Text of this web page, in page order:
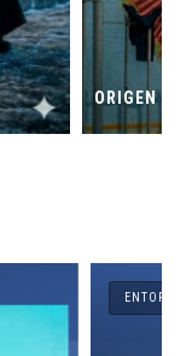
INDI